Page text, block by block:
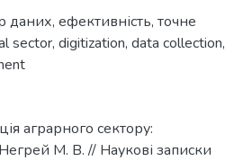
даних, ефективність, точне
sector, digitization, data collection,
аграрного сектору:
М. В. // Наукові записки